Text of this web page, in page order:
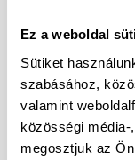
Ez a weboldal
Sütiket
szabásához,
valamint
közösségi
megosztjuk az